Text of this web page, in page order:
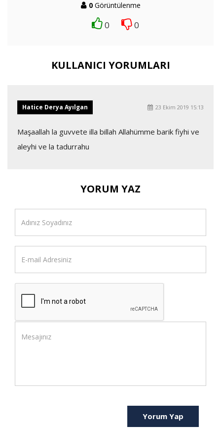
0Görüntülenme
0 0
KULLANICI YORUMLARI
Hatice Derya Ayılgan 23 Ekim 2019 15:13
Maşaallah la guvvete illa billah Allahümme barik fiyhi ve
aleyhi ve la tadurrahu
YORUM YAZ
Yorum Yap